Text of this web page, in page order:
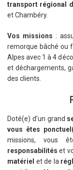
transport régional
et Chambéry.
Vos missions :
remorque bâché ou
Alpes avec 1 à 4
et déchargements,
des clients.
Doté(e) d’un grand
vous êtes
missions, vous
responsabilités et
matériel et de la